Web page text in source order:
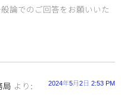
論でのご回答をお願いいた
局 より: 2024年5月2日 2:53 PM